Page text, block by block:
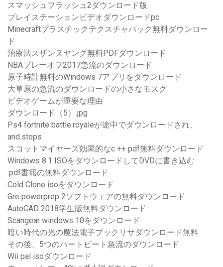
スマッシュフラッシュ2ダウンロード版
プレイステーションビデオダウンロードpc
Minecraftプラスチックテクスチャパック無料ダウンロー
ド
治療法スザンヌヤング無料PDFダウンロード
NBAプレーオフ2017急流のダウンロード
原子時計無料のWindows 7アプリをダウンロード
大草原の急流のダウンロードの小さなモスク
ビデオゲームが重要な理由
ダウンロード（5）.jpg
Ps4 fortnite battle.royaleが途中でダウンロードされ、
and.stops
スコットマイヤーズ効果的なc ++ pdf無料ダウンロード
Windows 8.1 ISOをダウンロードしてDVDに書き込む
.pdf書籍の無料ダウンロード
Cold Clone isoをダウンロード
Gre powerprep 2ソフトウェアの無料ダウンロード
AutoCAD 2018学生版無料ダウンロード
Scangear windows 10をダウンロード
暗い時代の光の魔法電子ブックリサダウンロード無料
その後、5つのハートビート急流のダウンロード
Wii pal isoダウンロード